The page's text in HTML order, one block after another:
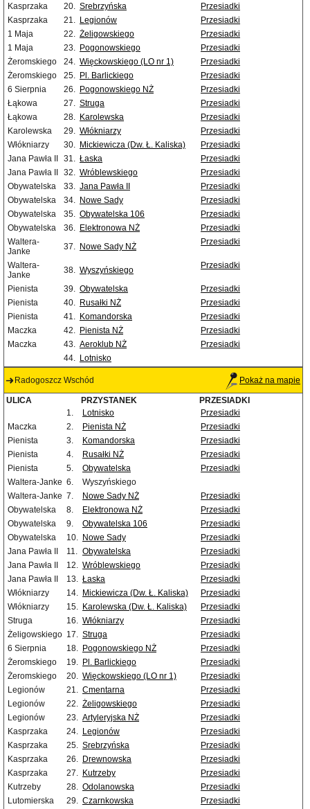
Kasprzaka
20. Srebrzyńska
Przesiadki
Kasprzaka
21. Legionów
Przesiadki
1 Maja
22. Żeligowskiego
Przesiadki
1 Maja
23. Pogonowskiego
Przesiadki
Żeromskiego
24. Więckowskiego (LO nr 1)
Przesiadki
Żeromskiego
25. Pl. Barlickiego
Przesiadki
6 Sierpnia
26. Pogonowskiego NŻ
Przesiadki
Łąkowa
27. Struga
Przesiadki
Łąkowa
28. Karolewska
Przesiadki
Karolewska
29. Włókniarzy
Przesiadki
Włókniarzy
30. Mickiewicza (Dw. Ł. Kaliska)
Przesiadki
Jana Pawła II
31. Łaska
Przesiadki
Jana Pawła II
32. Wróblewskiego
Przesiadki
Obywatelska
33. Jana Pawła II
Przesiadki
Obywatelska
34. Nowe Sady
Przesiadki
Obywatelska
35. Obywatelska 106
Przesiadki
Obywatelska
36. Elektronowa NŻ
Przesiadki
Waltera-
Janke
37. Nowe Sady NŻ Przesiadki
Waltera-
Janke
38. Wyszyńskiego Przesiadki
Pienista 39. Obywatelska
Przesiadki
Pienista
40. Rusałki NŻ
Przesiadki
Pienista
41. Komandorska
Przesiadki
Maczka
42. Pienista NŻ
Przesiadki
Maczka
43. Aeroklub NŻ
Przesiadki
44. Lotnisko
Radogoszcz Wschód Pokaż na mapie
ULICA PRZYSTANEK
PRZESIADKI
1.
Lotnisko
Przesiadki
Maczka
2. Pienista NŻ
Przesiadki
Pienista
3. Komandorska
Przesiadki
Pienista
4. Rusałki NŻ
Przesiadki
Pienista
5. Obywatelska
Przesiadki
Waltera-Janke 6.
Wyszyńskiego
Waltera-Janke 7. Nowe Sady NŻ
Przesiadki
Obywatelska
8. Elektronowa NŻ
Przesiadki
Obywatelska
9. Obywatelska 106
Przesiadki
Obywatelska
10. Nowe Sady
Przesiadki
Jana Pawła II
11. Obywatelska
Przesiadki
Jana Pawła II
12. Wróblewskiego
Przesiadki
Jana Pawła II
13. Łaska
Przesiadki
Włókniarzy
14. Mickiewicza (Dw. Ł. Kaliska)
Przesiadki
Włókniarzy
15. Karolewska (Dw. Ł. Kaliska)
Przesiadki
Struga
16. Włókniarzy
Przesiadki
Żeligowskiego 17. Struga
Przesiadki
6 Sierpnia
18. Pogonowskiego NŻ
Przesiadki
Żeromskiego
19. Pl. Barlickiego
Przesiadki
Żeromskiego
20. Więckowskiego (LO nr 1)
Przesiadki
Legionów
21. Cmentarna
Przesiadki
Legionów
22. Żeligowskiego
Przesiadki
Legionów
23. Artyleryjska NŻ
Przesiadki
Kasprzaka
24. Legionów
Przesiadki
Kasprzaka
25. Srebrzyńska
Przesiadki
Kasprzaka
26. Drewnowska
Przesiadki
Kasprzaka
27. Kutrzeby
Przesiadki
Kutrzeby
28. Odolanowska
Przesiadki
Lutomierska
29. Czarnkowska Przesiadki